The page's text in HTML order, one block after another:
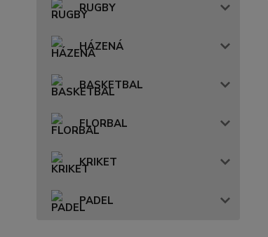
RUGBY
HÁZENÁ
BASKETBAL
FLORBAL
KRIKET
PADEL